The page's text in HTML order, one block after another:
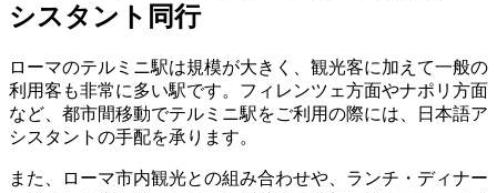
シスタント同行
ローマのテルミニ駅は規模が大きく、観光客に加えて一般の
利用客も非常に多い駅です。フィレンツェ方面やナポリ方面
など、都市間移動でテルミニ駅をご利用の際には、日本語ア
シスタントの手配を承ります。
また、ローマ市内観光との組み合わせや、ランチ・ディナー